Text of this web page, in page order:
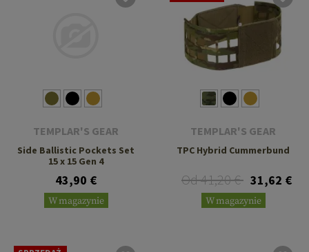
TEMPLAR'S GEAR
Side Ballistic Pockets Set
15 x 15 Gen 4
43,90 €
W magazynie
TEMPLAR'S GEAR
TPC Hybrid Cummerbund
Od 41,20 € 31,62 €
W magazynie